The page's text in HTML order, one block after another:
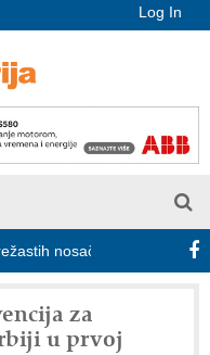
Log In
nosača kablova
za
u prvoj